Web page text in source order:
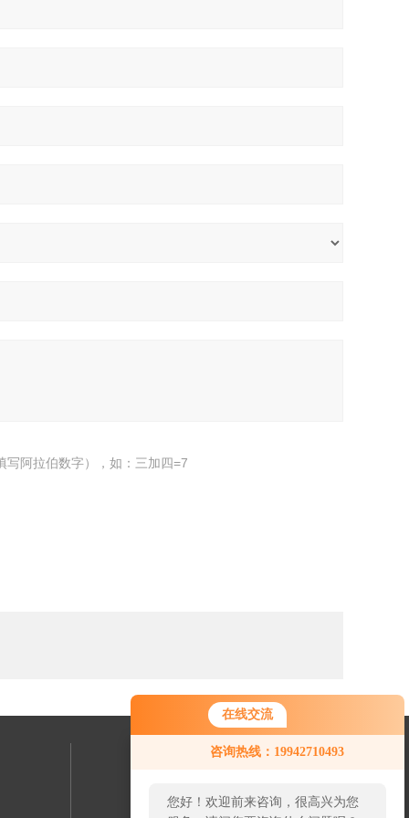
在线交流
咨询热线：19942710493
您好！欢迎前来咨询，很高兴为您
写阿拉伯数字），如：三加四=7
24小时热线：